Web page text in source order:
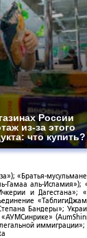
России
из-за этого
что купить?
«Братья-
Гамаа аль-Исламия»);
и Дагестана»;
Бандеры»;